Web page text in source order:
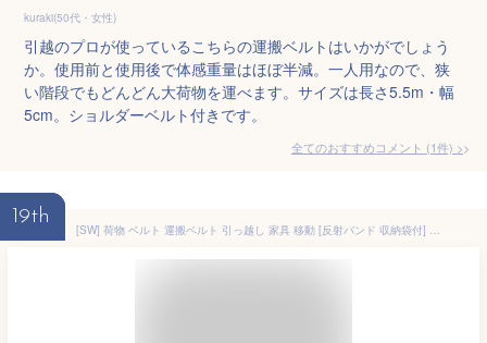
kuraki(50代・女性)
引越のプロが使っているこちらの運搬ベルトはいかがでしょう
か。使用前と使用後で体感重量はほぼ半減。一人用なので、狭
い階段でもどんどん大荷物を運べます。サイズは長さ5.5m・幅
5cm。ショルダーベルト付きです。
全てのおすすめコメント (1件) >
19th
[SW] 荷物 ベルト 運搬ベルト 引っ越し 家具 移動 [反射バンド 収納袋付] 引越しらくらくキャリーベルト 2本セット